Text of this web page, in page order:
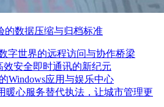
的数据压缩与归档标准
字世界的远程访问与协作桥梁
效安全即时通讯的新纪元
Windows应用与娱乐中心
暖心服务替代执法，让城市管理更